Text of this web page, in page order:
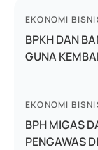
EKONOMI
BPKH DAN
GUNA
EKONOMI
BPH MIGAS
PENGAWAS